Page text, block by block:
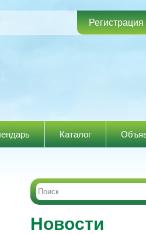
Регистрация
Каталог
Новости